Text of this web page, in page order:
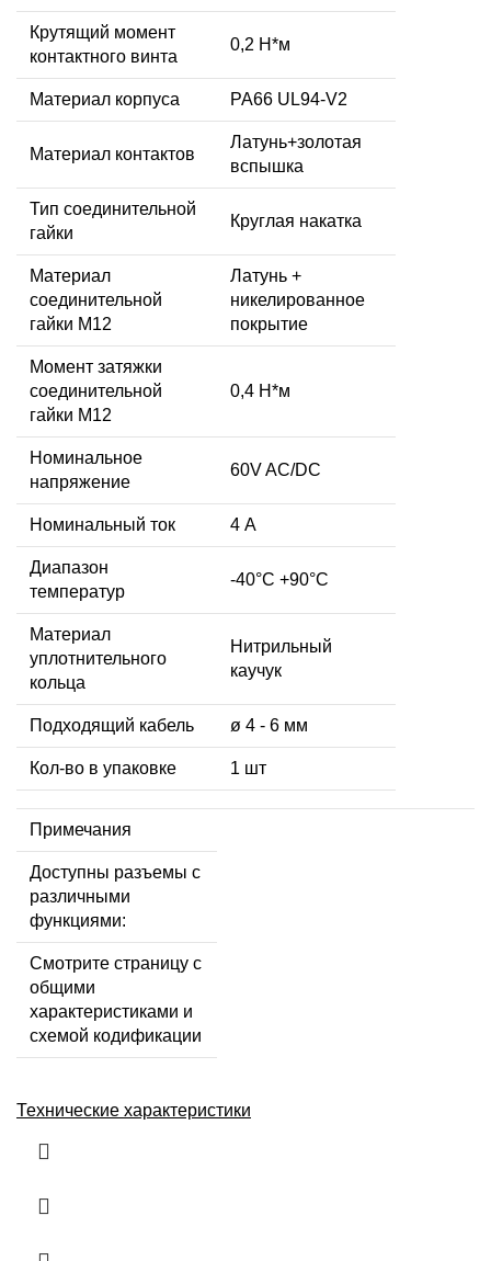
Крутящий момент
контактного винта
0,2 Н*м
Материал корпуса PA66 UL94-V2
Материал контактов
Латунь+золотая
вспышка
Тип соединительной
гайки
Круглая накатка
Материал
соединительной
гайки M12
Латунь +
никелированное
покрытие
Момент затяжки
соединительной
гайки M12
0,4 Н*м
Номинальное
напряжение
60V AC/DC
Номинальный ток 4 А
Диапазон
температур
-40°C +90°C
Материал
уплотнительного
кольца
Нитрильный
каучук
Подходящий кабель ø 4 - 6 мм
Кол-во в упаковке 1 шт
Примечания
Доступны разъемы с
различными
функциями:
Смотрите страницу с
общими
характеристиками и
схемой кодификации
Технические характеристики